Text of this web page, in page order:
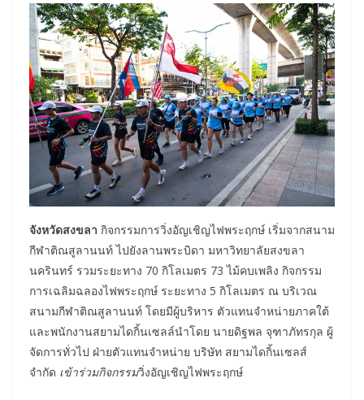
จังหวัดสงขลา กิจกรรมการวิ่งอัญเชิญไฟพระฤกษ์ เริ่มจากสนาม
กีฬาติณสูลานนท์ ไปยังลานพระบิดา มหาวิทยาลัยสงขลา
นครินทร์ รวมระยะทาง 70 กิโลเมตร 73 ไม้คบเพลิง กิจกรรม
การเฉลิมฉลองไฟพระฤกษ์ ระยะทาง 5 กิโลเมตร ณ บริเวณ
สนามกีฬาติณสูลานนท์ โดยมีผู้บริหาร ตัวแทนจำหน่ายภาคใต้
และพนักงานสยามไดกิ้นเซลล์นำโดย นายดิฐพล จุฑาภัทรกุล ผู้
จัดการทั่วไป ฝ่ายตัวแทนจำหน่าย บริษัท สยามไดกิ้นเซลส์
จำกัด เข้าร่วมกิจกรรมวิ่งอัญเชิญไฟพระฤกษ์